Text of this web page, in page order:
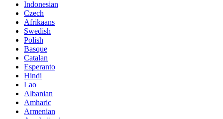
Indonesian
Czech
Afrikaans
Swedish
Polish
Basque
Catalan
Esperanto
Hindi
Lao
Albanian
Amharic
Armenian